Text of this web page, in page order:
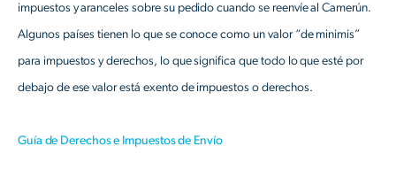
impuestos y aranceles sobre su pedido cuando se reenvíe al Camerún.
Algunos países tienen lo que se conoce como un valor “de minimis”
para impuestos y derechos, lo que significa que todo lo que esté por
debajo de ese valor está exento de impuestos o derechos.
Guía de Derechos e Impuestos de Envío